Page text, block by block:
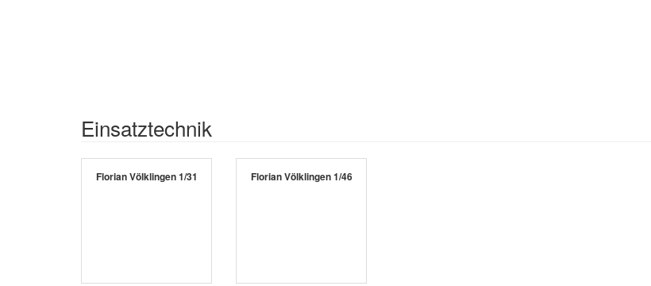
Einsatztechnik
Florian Völklingen 1/31 Florian Völklingen 1/46